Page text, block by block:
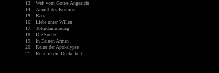
13.
Weit vom Gottes Angesicht
14.
Anmut des Kosmos
15.
Kaos
16.
Liebe unter Willen
17.
Totendämmerung
18.
Die Suche
19.
In Deinen Armen
20.
Reiter der Apokalypse
21.
Reise in die Dunkelheit